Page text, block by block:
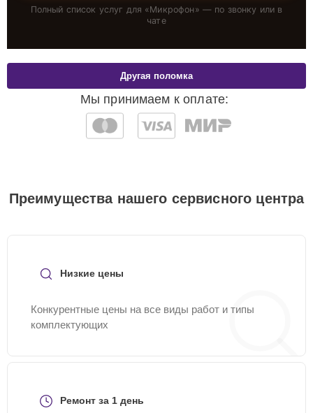
Полный список услуг для «Микрофон» — по звонку или в
чате
Мы принимаем к оплате:
Другая поломка
Преимущества нашего сервисного центра
Низкие цены
Конкурентные цены на все виды работ и типы
комплектующих
Ремонт за 1 день